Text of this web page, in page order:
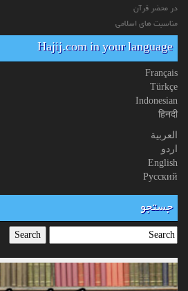
در محضر قرآن
مناسبت های اسلامی
Hajij.com in your language
Français
Türkçe
Indonesian
हिनदी
العربیة
اردو
English
Русский
جستجو